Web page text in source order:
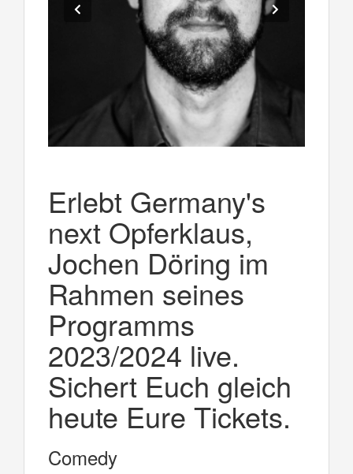
Erlebt Germany's
next Opferklaus,
Jochen Döring im
Rahmen seines
Programms
2023/2024 live.
Sichert Euch gleich
heute Eure Tickets.
Comedy